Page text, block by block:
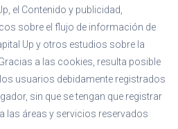
el Contenido y publicidad,
sobre el flujo de información de
Up y otros estudios sobre la
a las cookies, resulta posible
usuarios debidamente registrados
sin que se tengan que registrar
las áreas y servicios reservados